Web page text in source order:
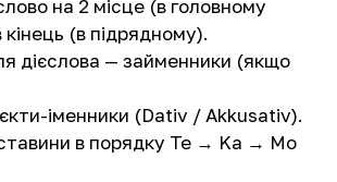
на 2 місце (в головному
кінець (в підрядному).
дієслова — займенники (якщо
іменники (Dativ / Akkusativ).
в порядку Te → Ka → Mo